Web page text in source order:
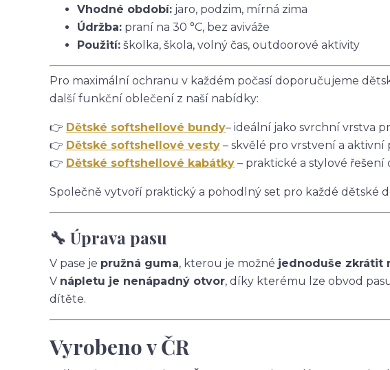
Vhodné období: jaro, podzim, mírná zima
Údržba: praní na 30 °C, bez aviváže
Použití: školka, škola, volný čas, outdoorové aktivity
Pro maximální ochranu v každém počasí doporučujeme
další funkční oblečení z naší nabídky:
👉 Dětské softshellové bundy– ideální jako svrchní vrstva
👉 Dětské softshellové vesty – skvělé pro vrstvení a aktivní
👉 Dětské softshellové kabátky – praktické a stylové
Společně vytvoří praktický a pohodlný set pro každé dětské
🔧 Úprava pasu
V pase je pružná guma, kterou je možné jednoduše zkrátit
V nápletu je nenápadný otvor, díky kterému lze obvod
dítěte.
Vyrobeno v ČR